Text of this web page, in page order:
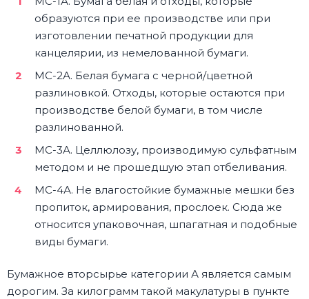
образуются при ее производстве или при
изготовлении печатной продукции для
канцелярии, из немелованной бумаги.
МС-2А. Белая бумага с черной/цветной
разлиновкой. Отходы, которые остаются при
производстве белой бумаги, в том числе
разлинованной.
МС-3А. Целлюлозу, производимую сульфатным
методом и не прошедшую этап отбеливания.
МС-4А. Не влагостойкие бумажные мешки без
пропиток, армирования, прослоек. Сюда же
относится упаковочная, шпагатная и подобные
виды бумаги.
Бумажное вторсырье категории А является самым
дорогим. За килограмм такой макулатуры в пункте